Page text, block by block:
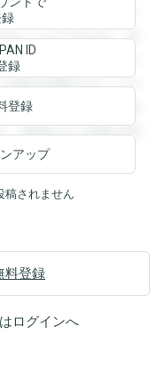
回答を閲覧すること
ことができます。登
。登録すると回答を
答を閲覧することが
とができます。登録
登録すると回答を閲
ID
録
登録
アップ
稿されません
料登録
ログインへ